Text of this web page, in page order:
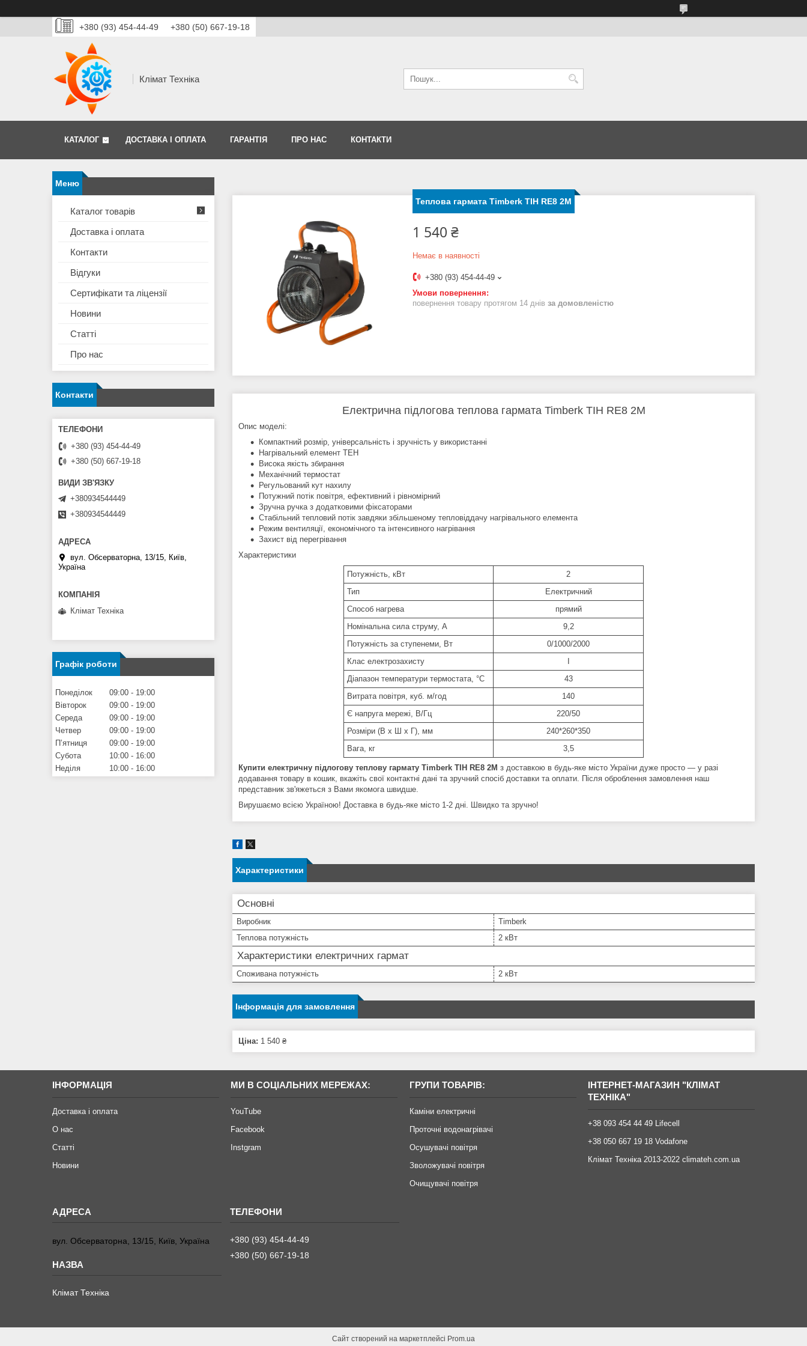
+380 (93) 454-44-49 +380 (50) 667-19-18
Клімат Техніка
КАТАЛОГ ДОСТАВКА І ОПЛАТА ГАРАНТІЯ ПРО НАС КОНТАКТИ
Теплова гармата Timberk TIH RE8 2M
1 540 ₴
Немає в наявності
+380 (93) 454-44-49
повернення товару протягом 14 днів за домовленістю
Електрична підлогова теплова гармата Timberk TIH RE8 2M
Опис моделі:
Компактний розмір, універсальність і зручність у використанні
Нагрівальний елемент ТЕН
Висока якість збирання
Механічний термостат
Регульований кут нахилу
Потужний потік повітря, ефективний і рівномірний
Зручна ручка з додатковими фіксаторами
Стабільний тепловий потік завдяки збільшеному тепловіддачу нагрівального елемента
Режим вентиляції, економічного та інтенсивного нагрівання
Захист від перегрівання
Характеристики
Потужність, кВт
2
Тип
Електричний
Способ нагрева
прямий
Номінальна сила струму, А
9,2
Потужність за ступенеми, Вт
0/1000/2000
Клас електрозахисту
I
Діапазон температури термостата, °C
43
Витрата повітря, куб. м/год
140
Є напруга мережі, В/Гц
220/50
Розміри (В х Ш х Г), мм
240*260*350
Вага, кг
3,5
Купити електричну підлогову теплову гармату Timberk TIH RE8 2M з доставкою в будь-яке місто України дуже просто — у разі
додавання товару в кошик, вкажіть свої контактні дані та зручний спосіб доставки та оплати. Після оброблення замовлення наш
представник зв'яжеться з Вами якомога швидше.
Вирушаємо всією Україною! Доставка в будь-яке місто 1-2 дні. Швидко та зручно!
Характеристики
Основні
Виробник
Timberk
Теплова потужність
2 кВт
Характеристики електричних гармат
Споживана потужність 2 кВт
Інформація для замовлення
Ціна: 1 540 ₴
Каталог товарів
Доставка і оплата
Контакти
Відгуки
Сертифікати та ліцензії
Новини
Статті
Про нас
Контакти
+380 (93) 454-44-49
+380 (50) 667-19-18
+380934544449
+380934544449
вул. Обсерваторна, 13/15, Київ,
Україна
Клімат Техніка
Графік роботи
Понеділок 09:00
19:00
Вівторок
09:00
19:00
Середа
09:00
19:00
Четвер
09:00
19:00
Пʼятниця
09:00
19:00
Субота
10:00
16:00
Неділя
10:00 16:00
ІНФОРМАЦІЯ
Доставка і оплата
О нас
Статті
Новини
МИ В СОЦІАЛЬНИХ МЕРЕЖАХ:
YouTube
Facebook
Instgram
ГРУПИ ТОВАРІВ:
Каміни електричні
Проточні водонагрівачі
Осушувачі повітря
Зволожувачі повітря
Очищувачі повітря
ІНТЕРНЕТ-МАГАЗИН "КЛІМАТ
ТЕХНІКА"
+38 093 454 44 49 Lifecell
+38 050 667 19 18 Vodafone
Клімат Техніка 2013-2022 climateh.com.ua
вул. Обсерваторна, 13/15, Київ, Україна
Клімат Техніка
+380 (93) 454-44-49
+380 (50) 667-19-18
Сайт створений на маркетплейсі Prom.ua